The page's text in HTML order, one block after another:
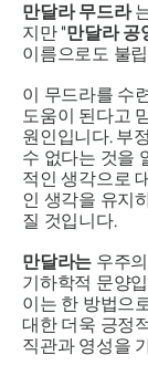
만달라 무드라
지만 "만달라 공
이름으로도 불
이 무드라를 수
도움이 된다고
원인입니다. 부
수 없다는 것을
적인 생각으로
인 생각을 유지
질 것입니다.
만달라는 우주
기하학적 문양
이는 한 방법으
대한 더욱 긍정
직관과 영성을